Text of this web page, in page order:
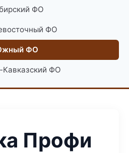
ФО
ФО
ФО
Кавказский ФО
Профи